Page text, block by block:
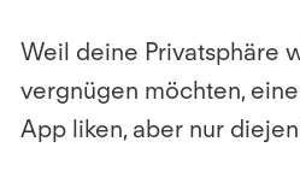
Weil deine Privatsphäre
vergnügen möchten,
App liken, aber nur